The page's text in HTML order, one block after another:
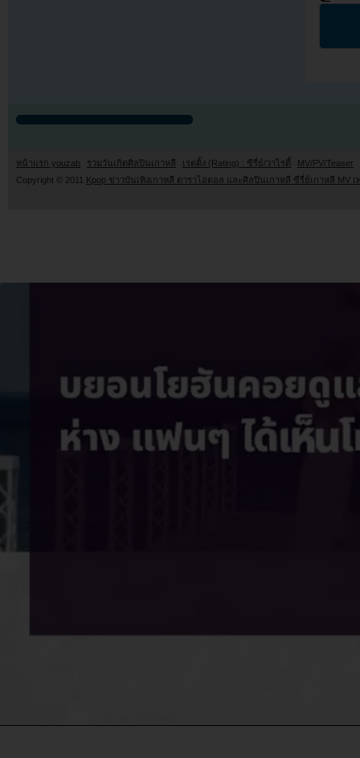
หน้าแรก youzab รวมวันเกิดศิลปินเกาหลี เรตติ้ง (Rating) : ซีรี่ย์/วาไรตี้
MV/PV/Teaser
Copyright © 2011 Kpop ข่าวบันเทิงเกาหลี ดาราไอดอล และศิลปินเกาหลี ซีรี่ย์เกาหลี MV